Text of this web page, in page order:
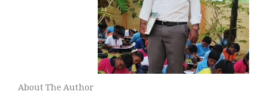
About The Author